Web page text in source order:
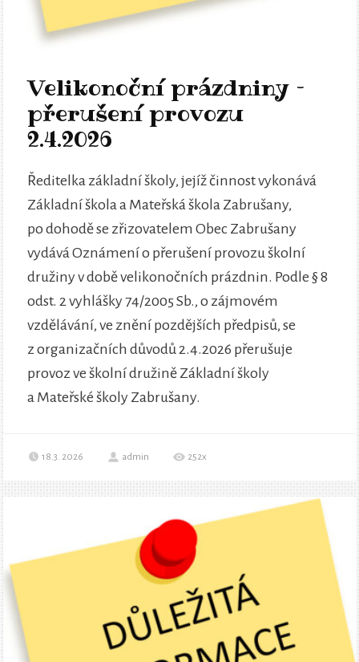
Velikonoční prázdniny –
přerušení provozu
2.4.2026
Ředitelka základní školy, jejíž činnost vykonává
Základní škola a Mateřská škola Zabrušany,
po dohodě se zřizovatelem Obec Zabrušany
vydává Oznámení o přerušení provozu školní
družiny v době velikonočních prázdnin. Podle § 8
odst. 2 vyhlášky 74/2005 Sb., o zájmovém
vzdělávání, ve znění pozdějších předpisů, se
z organizačních důvodů 2.4.2026 přerušuje
provoz ve školní družině Základní školy
a Mateřské školy Zabrušany.
18.3. 2026 admin 252x